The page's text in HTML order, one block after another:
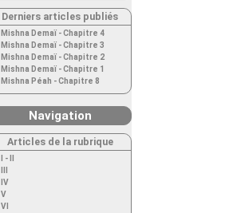
Derniers articles publiés
Mishna Demaï - Chapitre 4
Mishna Demaï - Chapitre 3
Mishna Demaï - Chapitre 2
Mishna Demaï - Chapitre 1
Mishna Péah - Chapitre 8
Navigation
Articles de la rubrique
I - II
IV
V
VI